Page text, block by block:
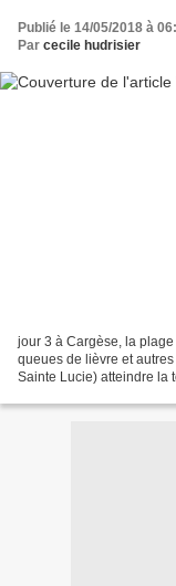
Publié le 14/05/2018 à
Par cecile hudrisier
jour 3 à Cargèse, la
queues de lièvre et
Sainte Lucie) atteindre la